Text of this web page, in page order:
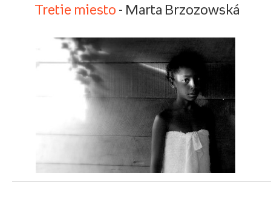
Tretie miesto - Marta Brzozowská